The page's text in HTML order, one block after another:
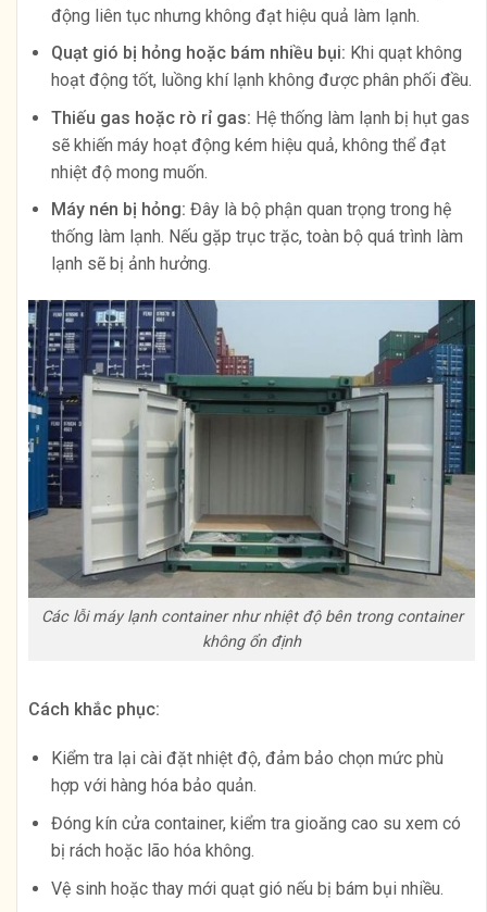
động liên tục nhưng không đạt hiệu quả làm lạnh.
Quạt gió bị hỏng hoặc bám nhiều bụi: Khi quạt không
hoạt động tốt, luồng khí lạnh không được phân phối đều.
Thiếu gas hoặc rò rỉ gas: Hệ thống làm lạnh bị hụt gas
sẽ khiến máy hoạt động kém hiệu quả, không thể đạt
nhiệt độ mong muốn.
Máy nén bị hỏng: Đây là bộ phận quan trọng trong hệ
thống làm lạnh. Nếu gặp trục trặc, toàn bộ quá trình làm
lạnh sẽ bị ảnh hưởng.
Các lỗi máy lạnh container như nhiệt độ bên trong container
không ổn định
Cách khắc phục:
Kiểm tra lại cài đặt nhiệt độ, đảm bảo chọn mức phù
hợp với hàng hóa bảo quản.
Đóng kín cửa container, kiểm tra gioăng cao su xem có
bị rách hoặc lão hóa không.
Vệ sinh hoặc thay mới quạt gió nếu bị bám bụi nhiều.